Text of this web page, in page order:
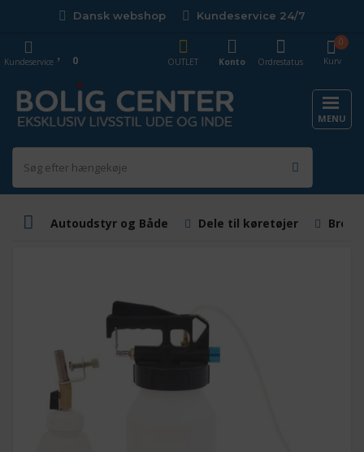
Dansk webshop Kundeservice 24/7
Kurv
0
OUTLET
Konto Ordrestatus
Kundeservice 0
MENU
Autoudstyr og Både Dele til køretøjer